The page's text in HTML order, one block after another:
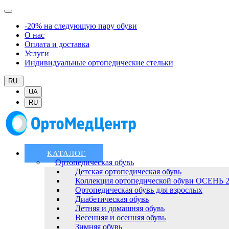
-20% на следующую пару обуви
О нас
Оплата и доставка
Услуги
Индивидуальные ортопедические стельки
RU
UA
RU
КАТАЛОГ
Ортопедическая обувь
Детская ортопедическая обувь
Коллекция ортопедической обуви ОСЕНЬ
Ортопедическая обувь для взрослых
Диабетическая обувь
Летняя и домашняя обувь
Весенняя и осенняя обувь
Зимняя обувь